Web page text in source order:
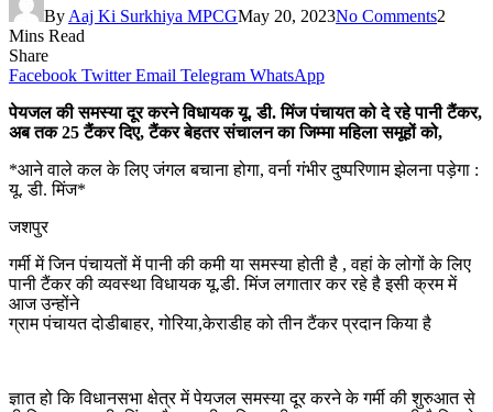
By Aaj Ki Surkhiya MPCGMay 20, 2023No Comments2
Mins Read
Share
Facebook Twitter Email Telegram WhatsApp
पेयजल की समस्या दूर करने विधायक यू. डी. मिंज पंचायत को दे रहे पानी टैंकर,
अब तक 25 टैंकर दिए, टैंकर बेहतर संचालन का जिम्मा महिला समूहों को,
*आने वाले कल के लिए जंगल बचाना होगा, वर्ना गंभीर दुष्परिणाम झेलना पड़ेगा :
यू. डी. मिंज*
जशपुर
गर्मी में जिन पंचायतों में पानी की कमी या समस्या होती है , वहां के लोगों के लिए
पानी टैंकर की व्यवस्था विधायक यू.डी. मिंज लगातार कर रहे है इसी क्रम में
आज उन्होंने
ग्राम पंचायत दोडीबाहर, गोरिया,केराडीह को तीन टैंकर प्रदान किया है
ज्ञात हो कि विधानसभा क्षेत्र में पेयजल समस्या दूर करने के गर्मी की शुरुआत से